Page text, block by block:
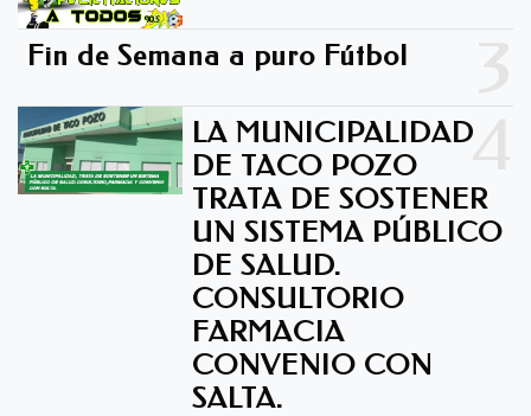
Fin de Semana a puro Fútbol
4
LA MUNICIPALIDAD
DE TACO POZO
TRATA DE SOSTENER
UN SISTEMA PÚBLICO
DE SALUD.
CONSULTORIO
FARMACIA
CONVENIO CON
SALTA.